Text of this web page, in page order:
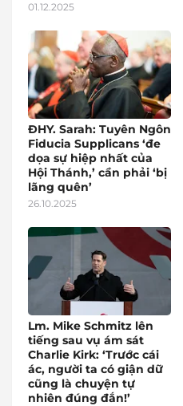
01.12.2025
ĐHY. Sarah: Tuyên Ngôn
Fiducia Supplicans ‘đe
dọa sự hiệp nhất của
Hội Thánh,’ cần phải ‘bị
lãng quên’
26.10.2025
Lm. Mike Schmitz lên
tiếng sau vụ ám sát
Charlie Kirk: ‘Trước cái
ác, người ta có giận dữ
cũng là chuyện tự
nhiên đúng đắn!’